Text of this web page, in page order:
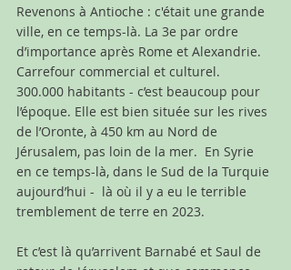
Revenons à Antioche : c'était une grande
ville, en ce temps-là. La 3e par ordre
d’importance après Rome et Alexandrie.
Carrefour commercial et culturel.
300.000 habitants - c’est beaucoup pour
l’époque. Elle est bien située sur les rives
de l’Oronte, à 450 km au Nord de
Jérusalem, pas loin de la mer.  En Syrie
en ce temps-là, dans le Sud de la Turquie
aujourd’hui -  là où il y a eu le terrible
tremblement de terre en 2023.
Et c’est là qu’arrivent Barnabé et Saul de